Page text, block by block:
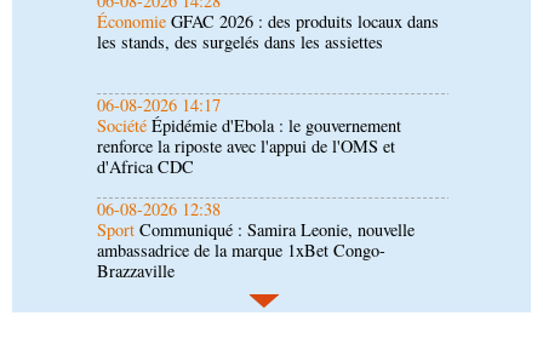
SociétéÉpidémie d'Ebola : le gouvernement
renforce la riposte avec l'appui de l'OMS et
06-08-2026 12:38
SportCommuniqué : Samira Leonie, nouvelle
ambassadrice de la marque 1xBet Congo-
Brazzaville
06-08-2026 09:30
PolitiqueAssemblée nationale: la Commission
Ecofin s’imprègne des réalités du CHU-B
06-08-2026 08:45